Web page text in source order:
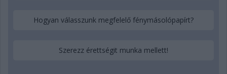
Hogyan válasszunk megfelelő fénymásolópapírt?
Szerezz érettségit munka mellett!